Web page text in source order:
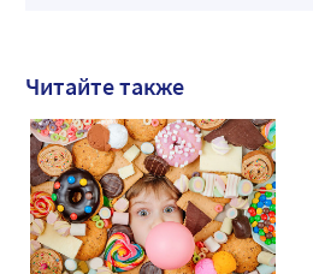
Читайте также